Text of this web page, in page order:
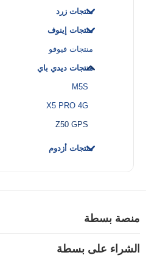
منتجات زرد
منتجات إينوف
منتجات فيوفو
منتجات ديدي باي
M5S
X5 PRO 4G
Z50 GPS
منتجات أزدوم
منصة بسطة
الشراء على بسطة